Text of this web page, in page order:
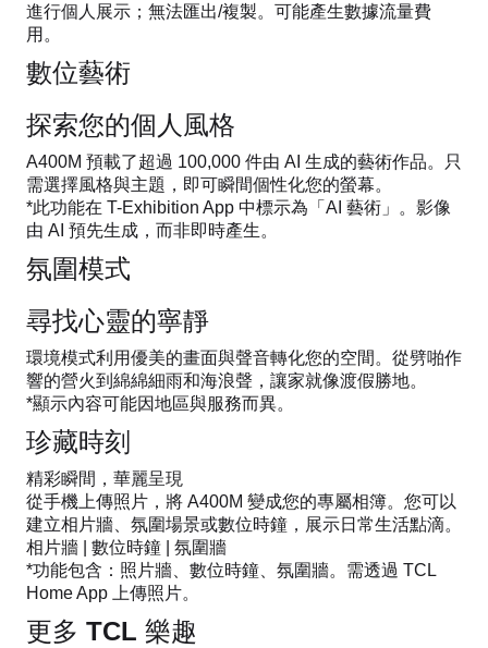
進行個人展示；無法匯出/複製。可能產生數據流量費
用。
數位藝術
探索您的個人風格
A400M 預載了超過 100,000 件由 AI 生成的藝術作品。只
需選擇風格與主題，即可瞬間個性化您的螢幕。
*此功能在 T-Exhibition App 中標示為「AI 藝術」。影像
由 AI 預先生成，而非即時產生。
氛圍模式
尋找心靈的寧靜
環境模式利用優美的畫面與聲音轉化您的空間。從劈啪作
響的營火到綿綿細雨和海浪聲，讓家就像渡假勝地。
*顯示內容可能因地區與服務而異。
珍藏時刻
精彩瞬間，華麗呈現
從手機上傳照片，將 A400M 變成您的專屬相簿。您可以
建立相片牆、氛圍場景或數位時鐘，展示日常生活點滴。
相片牆 | 數位時鐘 | 氛圍牆
*功能包含：照片牆、數位時鐘、氛圍牆。需透過 TCL
Home App 上傳照片。
更多 TCL 樂趣